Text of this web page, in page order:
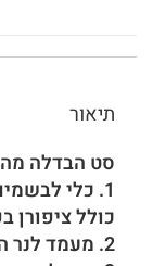
תיאור
סט הבדלה
1. כלי
כולל ציפורן
2. מעמד לנר הבדלה עם פלקטה מוזהבת